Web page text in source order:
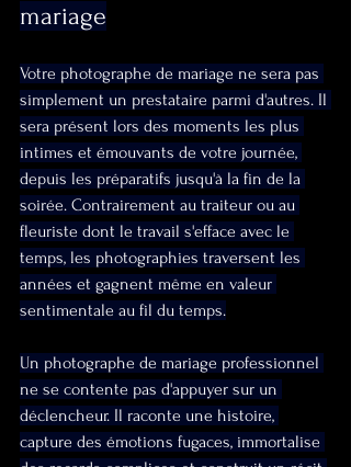
mariage
Votre photographe de mariage ne sera pas
simplement un prestataire parmi d'autres. Il
sera présent lors des moments les plus
intimes et émouvants de votre journée,
depuis les préparatifs jusqu'à la fin de la
soirée. Contrairement au traiteur ou au
fleuriste dont le travail s'efface avec le
temps, les photographies traversent les
années et gagnent même en valeur
sentimentale au fil du temps.
Un photographe de mariage professionnel
ne se contente pas d'appuyer sur un
déclencheur. Il raconte une histoire,
capture des émotions fugaces, immortalise